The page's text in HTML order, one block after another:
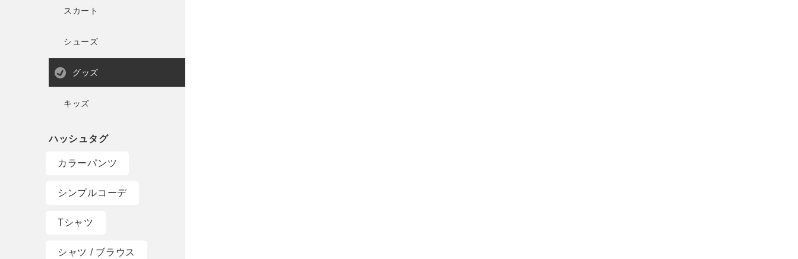
スカート
シューズ
グッズ
キッズ
カラーパンツ
シンプルコーデ
Tシャツ
シャツ / ブラウス